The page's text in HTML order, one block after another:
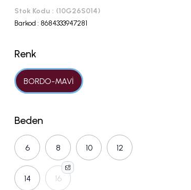
Stok Kodu
(10G26S014)
Barkod : 8684333947281
Renk
BORDO-MAVİ
Beden
6 8 10 12
14 16